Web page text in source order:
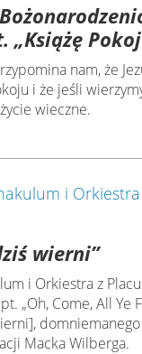
„Książę
nam, że
i że jeśli
wieczne.
wierni”
i Orkiestra z
„Oh, Come, All Ye
domniemanego
Macka Wilberga.